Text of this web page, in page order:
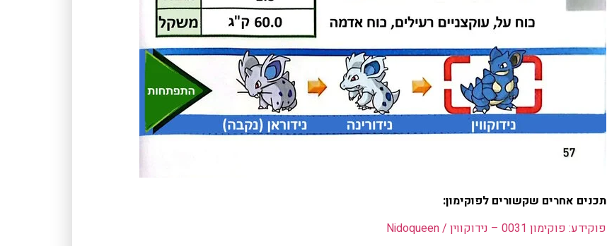
תכנים אחרים שקשורים לפוקימון:
פוקידע: פוקימון 0031 – נידוקווין / Nidoqueen